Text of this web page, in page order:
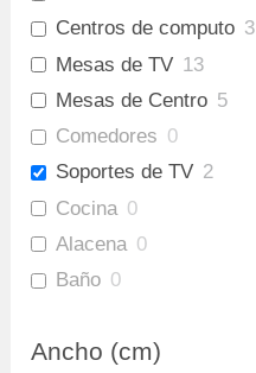
Centros de computo 3
Mesas de TV 13
Mesas de Centro 5
Comedores 0
Soportes de TV 2
Cocina 0
Alacena 0
Baño 0
Mueble Bar
Ancho (cm)